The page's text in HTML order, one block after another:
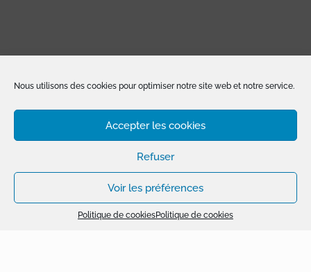
Nous utilisons des cookies pour optimiser notre site web et notre service.
Accepter les cookies
Refuser
Voir les préférences
Politique de cookiesPolitique de cookies
77400 LAGNY-SUR-MARNE
01 60 94 08 28
Mentions légales